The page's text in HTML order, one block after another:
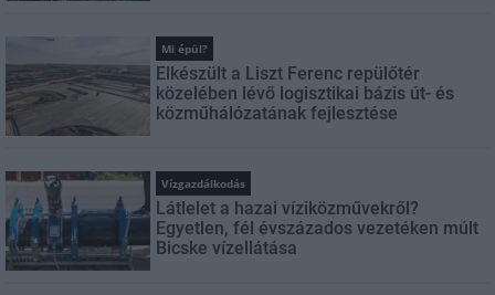
Mi épül?
Elkészült a Liszt Ferenc repülőtér
közelében lévő logisztikai bázis út- és
közműhálózatának fejlesztése
Vízgazdálkodás
Látlelet a hazai víziközművekről?
Egyetlen, fél évszázados vezetéken múlt
Bicske vízellátása